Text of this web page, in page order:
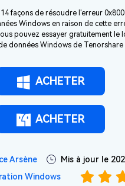
façons de résoudre l'erreur
Windows en raison de cette
pouvez essayer gratuitement le
données Windows de Tenorshare
ACHETER
ACHETER
Arsène
Mis à jour le
Windows